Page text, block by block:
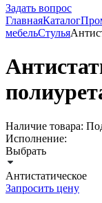
Задать вопрос
ГлавнаяКаталог
мебельСтулья
Наличие товара:
Исполнение:
Выбрать
Антистатическое
Запросить цену